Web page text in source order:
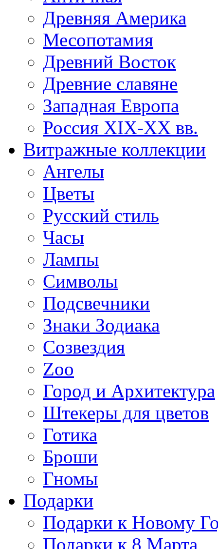
Древняя Америка
Месопотамия
Древний Восток
Древние славяне
Западная Европа
Россия XIX-XX вв.
Витражные коллекции
Ангелы
Цветы
Русский стиль
Часы
Лампы
Символы
Подсвечники
Знаки Зодиака
Созвездия
Zoo
Город и Архитектура
Штекеры для цветов
Готика
Броши
Гномы
Подарки
Подарки к Новому
Подарки к 8 Марта